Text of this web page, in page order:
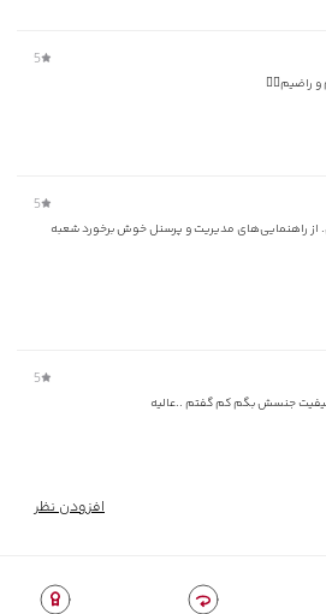
5
راضیم👌🏻
5
از راهنمایی‌های مدیریت و پرسنل خوش برخورد شعبه
5
جنسش بگم کم گفتم ..عالیه
افزودن نظر